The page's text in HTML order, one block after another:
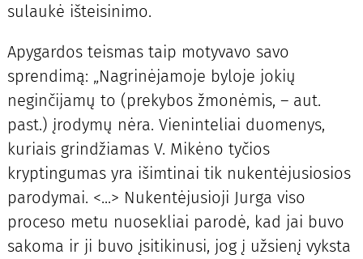
sulaukė išteisinimo.
Apygardos teismas taip motyvavo savo
sprendimą: „Nagrinėjamoje byloje jokių
neginčijamų to (prekybos žmonėmis, – aut.
past.) įrodymų nėra. Vieninteliai duomenys,
kuriais grindžiamas V. Mikėno tyčios
kryptingumas yra išimtinai tik nukentėjusiosios
parodymai. <...> Nukentėjusioji Jurga viso
proceso metu nuosekliai parodė, kad jai buvo
sakoma ir ji buvo įsitikinusi, jog į užsienį vyksta